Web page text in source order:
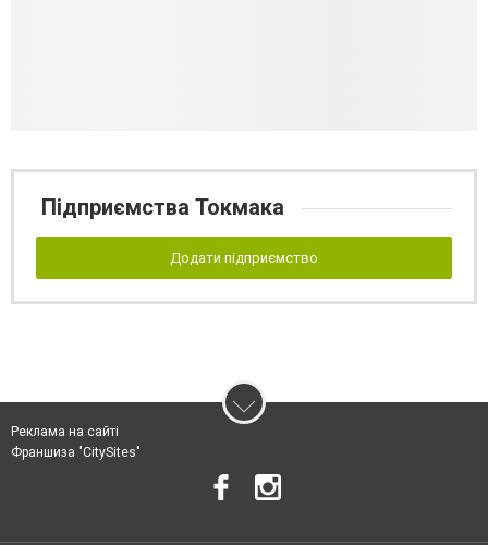
Підприємства Токмака
Додати підприємство
Реклама на сайті
Франшиза "CitySites"